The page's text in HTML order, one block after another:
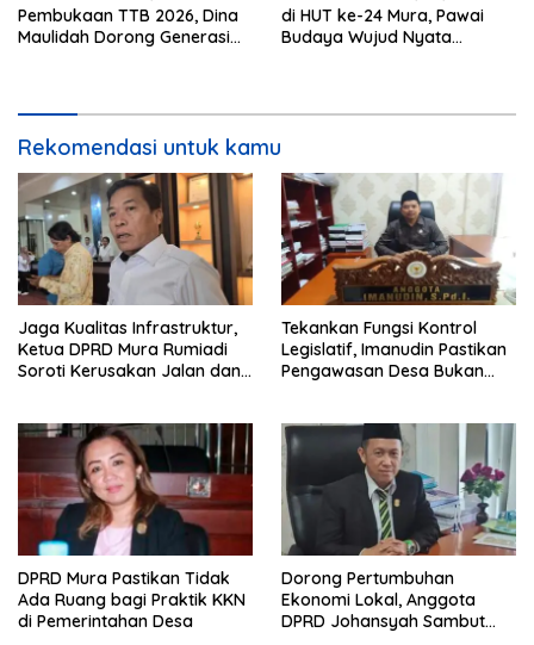
Pembukaan TTB 2026, Dina
Maulidah Dorong Generasi
di HUT ke-24 Mura, Pawai
Budaya Wujud Nyata
Rekomendasi untuk kamu
Jaga Kualitas Infrastruktur,
Ketua DPRD Mura Rumiadi
Soroti Kerusakan Jalan dan
Tekankan Fungsi Kontrol
Legislatif, Imanudin Pastikan
Pengawasan Desa Bukan
DPRD Mura Pastikan Tidak
Ada Ruang bagi Praktik KKN
di Pemerintahan Desa
Dorong Pertumbuhan
Ekonomi Lokal, Anggota
DPRD Johansyah Sambut